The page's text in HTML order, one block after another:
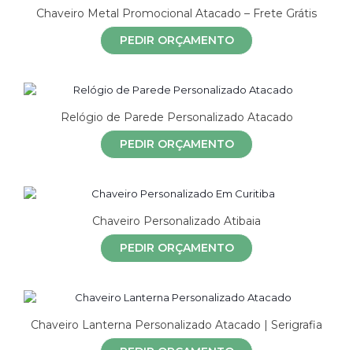
Chaveiro Metal Promocional Atacado – Frete Grátis
PEDIR ORÇAMENTO
Relógio de Parede Personalizado Atacado
PEDIR ORÇAMENTO
Chaveiro Personalizado Atibaia
PEDIR ORÇAMENTO
Chaveiro Lanterna Personalizado Atacado | Serigrafia